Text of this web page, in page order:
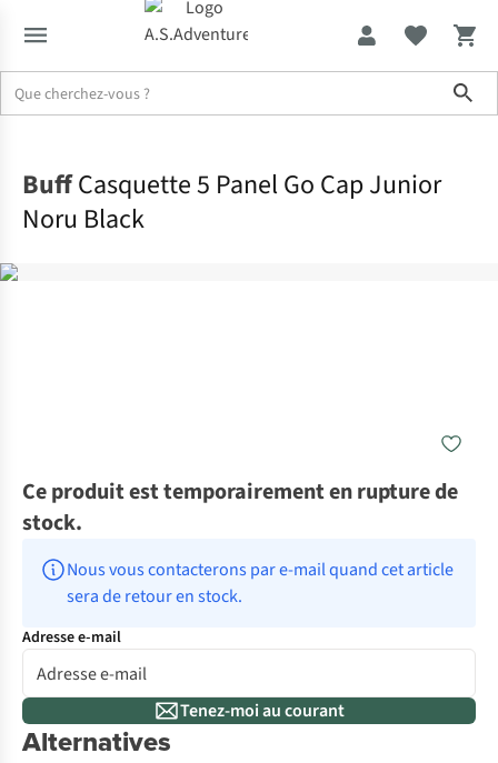
BuffCasquette 5 Panel Go Cap Junior
Noru Black
Ce produit est temporairement en rupture de
stock.
Nous vous contacterons par e-mail quand cet article
sera de retour en stock.
Adresse e-mail
Tenez-moi au courant
Alternatives
Nouveau